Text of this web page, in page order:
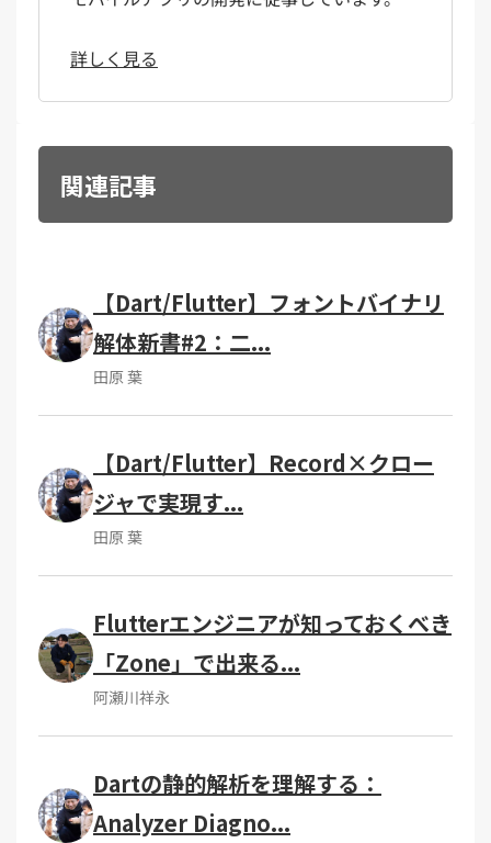
詳しく見る
関連記事
【Dart/Flutter】フォントバイナリ
解体新書#2：二...
田原 葉
【Dart/Flutter】Record×クロー
ジャで実現す...
田原 葉
Flutterエンジニアが知っておくべき
「Zone」で出来る...
阿瀬川祥永
Dartの静的解析を理解する：
Analyzer Diagno...